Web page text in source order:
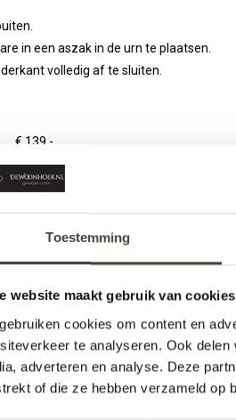
Toestemming
website maakt gebruik van cookies
cookies om content en
te analyseren. Ook
adverteren en analyse. Deze
of die ze hebben verzameld op
in een aszak in de urn te plaatsen.
volledig af te sluiten.
139,-
€ 559,-
- NIET IN DE WINKEL AANWEZIG